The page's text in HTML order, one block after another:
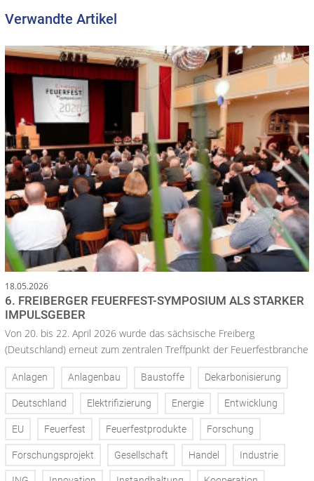
Verwandte Artikel
18.05.2026
6. FREIBERGER FEUERFEST-SYMPOSIUM ALS STARKER
IMPULSGEBER
Von 20. bis 22. April 2026 wurde das sächsische Freiberg
(Deutschland) erneut zum zentralen Treffpunkt der Feuerfestbranche
Anlagen Anlagenbau Baustoffe Dekarbonisierung
Deutschland Elektrifizierung Energie Entwicklung
EU Feuerfest Feuerfestprodukte Forschung
Forschungsprojekt Gesellschaft Handel Industrie